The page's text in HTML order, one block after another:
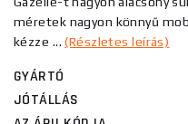
méretek nagyon könnyű
kézze ...(Részletes leírás)
GYÁRTÓ
JÓTÁLLÁS